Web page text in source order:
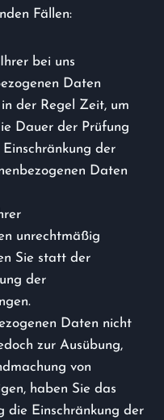
Fällen:
bei uns
Daten
der Regel Zeit, um
Dauer der Prüfung
der
Daten
unrechtmäßig
Sie statt der
der
Daten nicht
zur Ausübung,
von
haben Sie das
die Einschränkung der